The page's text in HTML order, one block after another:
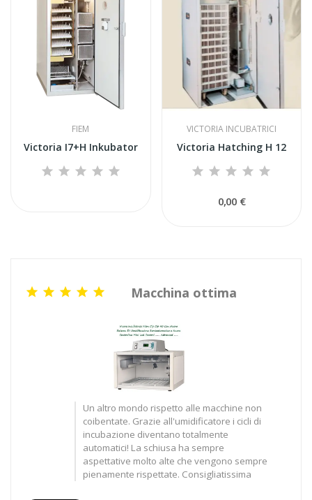
FIEM
Victoria I7+H Inkubator
VICTORIA INCUBATRICI
Victoria Hatching H 12
0,00 €
     Macchina ottima
Un altro mondo rispetto alle macchine non
coibentate. Grazie all'umidificatore i cicli di
incubazione diventano totalmente
automatici! La schiusa ha sempre
aspettative molto alte che vengono sempre
pienamente rispettate. Consigliatissima